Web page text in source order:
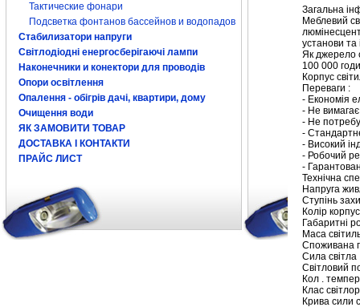
Тактические фонари
Подсветка фонтанов бассейнов и водопадов
Стабилизатори напруги
Світлодіодні енергосберігаючі лампи
Наконечники и конектори для проводів
Опори освітлення
Опалення - обігрів дачі, квартири, дому
Очищення води
ЯК ЗАМОВИТИ ТОВАР
ДОСТАВКА І КОНТАКТИ
ПРАЙС ЛИСТ
Загальна
Меблевий
установи та
Як джерело
100 000
Корпус
Переваги :
- Економія
- Не
- Не
-
- Високий
- Робочий
-
Технічна
Напруга
Ступінь
Колір
Габаритні
Маса
Споживана
Сила світла
Світловий
Кол .
Клас
Крива сили